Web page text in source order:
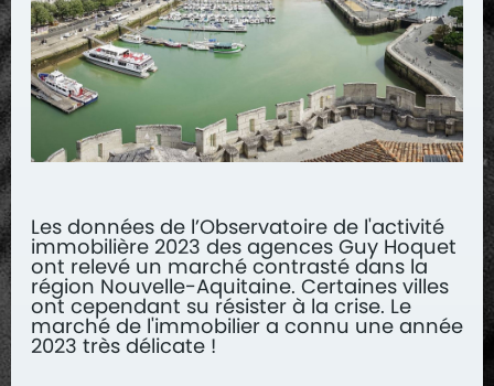
Les données de l’Observatoire de l'activité
immobilière 2023 des agences Guy Hoquet
ont relevé un marché contrasté dans la
région Nouvelle-Aquitaine. Certaines villes
ont cependant su résister à la crise. Le
marché de l'immobilier a connu une année
2023 très délicate !